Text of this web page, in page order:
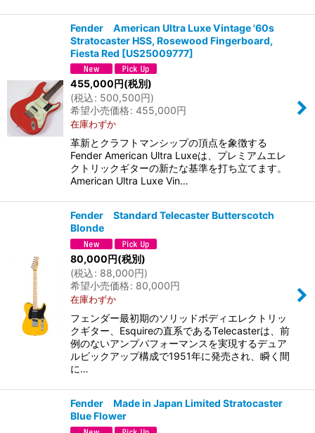
Fender American Ultra Luxe Vintage '60s
Stratocaster HSS, Rosewood Fingerboard,
Fiesta Red [US25009777]
455,000円(税別)
(税込: 500,500円)
希望小売価格: 455,000円
在庫わずか
革新とクラフトマンシップの頂点を象徴する
Fender American Ultra Luxeは、プレミアムエレ
クトリックギターの新たな基準を打ち立てます。
American Ultra Luxe Vin…
Fender Standard Telecaster Butterscotch
Blonde
80,000円(税別)
(税込: 88,000円)
希望小売価格: 80,000円
在庫わずか
フェンダー最初期のソリッドボディエレクトリッ
クギター、Esquireの直系であるTelecasterは、前
例のないアンプパフォーマンスを実現するデュア
ルピックアップ構成で1951年に発売され、瞬く間
に…
Fender Made in Japan Limited Stratocaster
Blue Flower